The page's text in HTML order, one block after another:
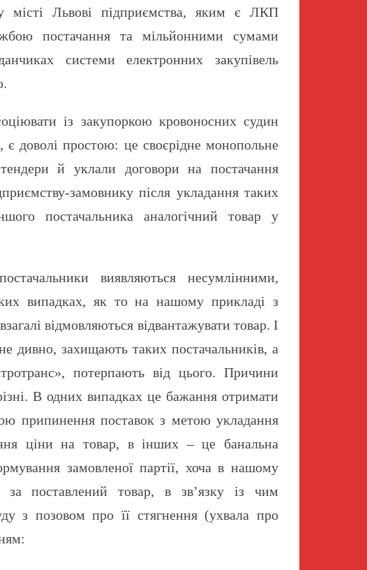
місті Львові підприємства, яким є ЛКП
постачання та мільйонними сумами
системи електронних закупівель
із закупоркою кровоносних судин
доволі простою: це своєрідне монопольне
й уклали договори на постачання
замовнику після укладання таких
постачальника аналогічний товар у
виявляються несумлінними,
випадках, як то на нашому прикладі з
відмовляються відвантажувати товар. І
дивно, захищають таких постачальників, а
потерпають від цього. Причини
В одних випадках це бажання отримати
припинення поставок з метою укладання
ціни на товар, в інших – це банальна
замовленої партії, хоча в нашому
за поставлений товар, в зв’язку із чим
з позовом про її стягнення (ухвала про